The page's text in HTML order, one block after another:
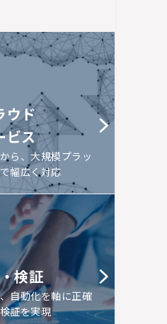
ウド
ビス
ら、大規模プラッ
幅広く対応
検証
自動化を軸に正確
証を実現